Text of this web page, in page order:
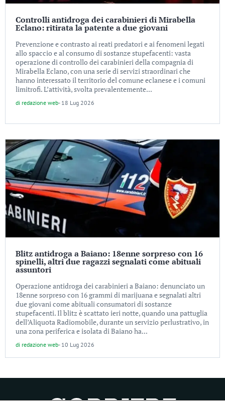
Controlli antidroga dei carabinieri di Mirabella
Eclano: ritirata la patente a due giovani
Prevenzione e contrasto ai reati predatori e ai fenomeni legati
allo spaccio e al consumo di sostanze stupefacenti: vasta
operazione di controllo dei carabinieri della compagnia di
Mirabella Eclano, con una serie di servizi straordinari che
hanno interessato il territorio del comune eclanese e i comuni
limitrofi. L’attività, svolta prevalentemente...
di redazione web- 18 Lug 2026
Blitz antidroga a Baiano: 18enne sorpreso con 16
spinelli, altri due ragazzi segnalati come abituali
assuntori
Operazione antidroga dei carabinieri a Baiano: denunciato un
18enne sorpreso con 16 grammi di marijuana e segnalati altri
due giovani come abituali consumatori di sostanze
stupefacenti. Il blitz è scattato ieri notte, quando una pattuglia
dell’Aliquota Radiomobile, durante un servizio perlustrativo, in
una zona periferica e isolata di Baiano ha...
di redazione web- 10 Lug 2026